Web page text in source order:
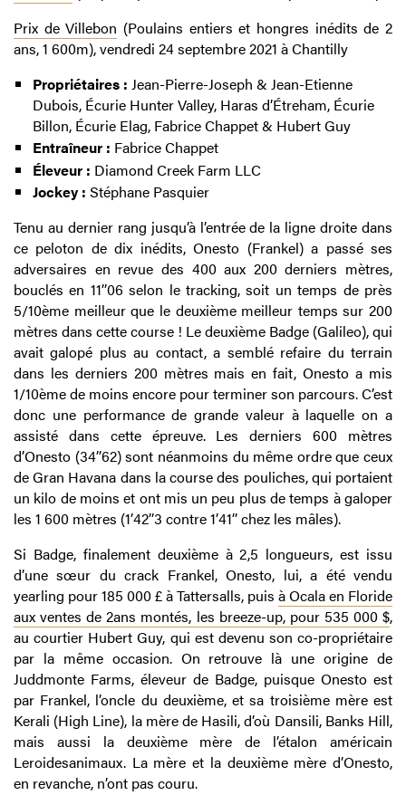
Prix de Villebon (Poulains entiers et hongres inédits de 2
ans, 1 600m), vendredi 24 septembre 2021 à Chantilly
Propriétaires : Jean-Pierre-Joseph & Jean-Etienne
Dubois, Écurie Hunter Valley, Haras d’Étreham, Écurie
Billon, Écurie Elag, Fabrice Chappet & Hubert Guy
Entraîneur : Fabrice Chappet
Éleveur : Diamond Creek Farm LLC
Jockey : Stéphane Pasquier
Tenu au dernier rang jusqu’à l’entrée de la ligne droite dans
ce peloton de dix inédits, Onesto (Frankel) a passé ses
adversaires en revue des 400 aux 200 derniers mètres,
bouclés en 11’’06 selon le tracking, soit un temps de près
5/10ème meilleur que le deuxième meilleur temps sur 200
mètres dans cette course ! Le deuxième Badge (Galileo), qui
avait galopé plus au contact, a semblé refaire du terrain
dans les derniers 200 mètres mais en fait, Onesto a mis
1/10ème de moins encore pour terminer son parcours. C’est
donc une performance de grande valeur à laquelle on a
assisté dans cette épreuve. Les derniers 600 mètres
d’Onesto (34’’62) sont néanmoins du même ordre que ceux
de Gran Havana dans la course des pouliches, qui portaient
un kilo de moins et ont mis un peu plus de temps à galoper
les 1 600 mètres (1’42’’3 contre 1’41’’ chez les mâles).
Si Badge, finalement deuxième à 2,5 longueurs, est issu
d’une sœur du crack Frankel, Onesto, lui, a été vendu
yearling pour 185 000 £ à Tattersalls, puis à Ocala en Floride
aux ventes de 2ans montés, les breeze-up, pour 535 000 $,
au courtier Hubert Guy, qui est devenu son co-propriétaire
par la même occasion. On retrouve là une origine de
Juddmonte Farms, éleveur de Badge, puisque Onesto est
par Frankel, l’oncle du deuxième, et sa troisième mère est
Kerali (High Line), la mère de Hasili, d’où Dansili, Banks Hill,
mais aussi la deuxième mère de l’étalon américain
Leroidesanimaux. La mère et la deuxième mère d’Onesto,
en revanche, n’ont pas couru.